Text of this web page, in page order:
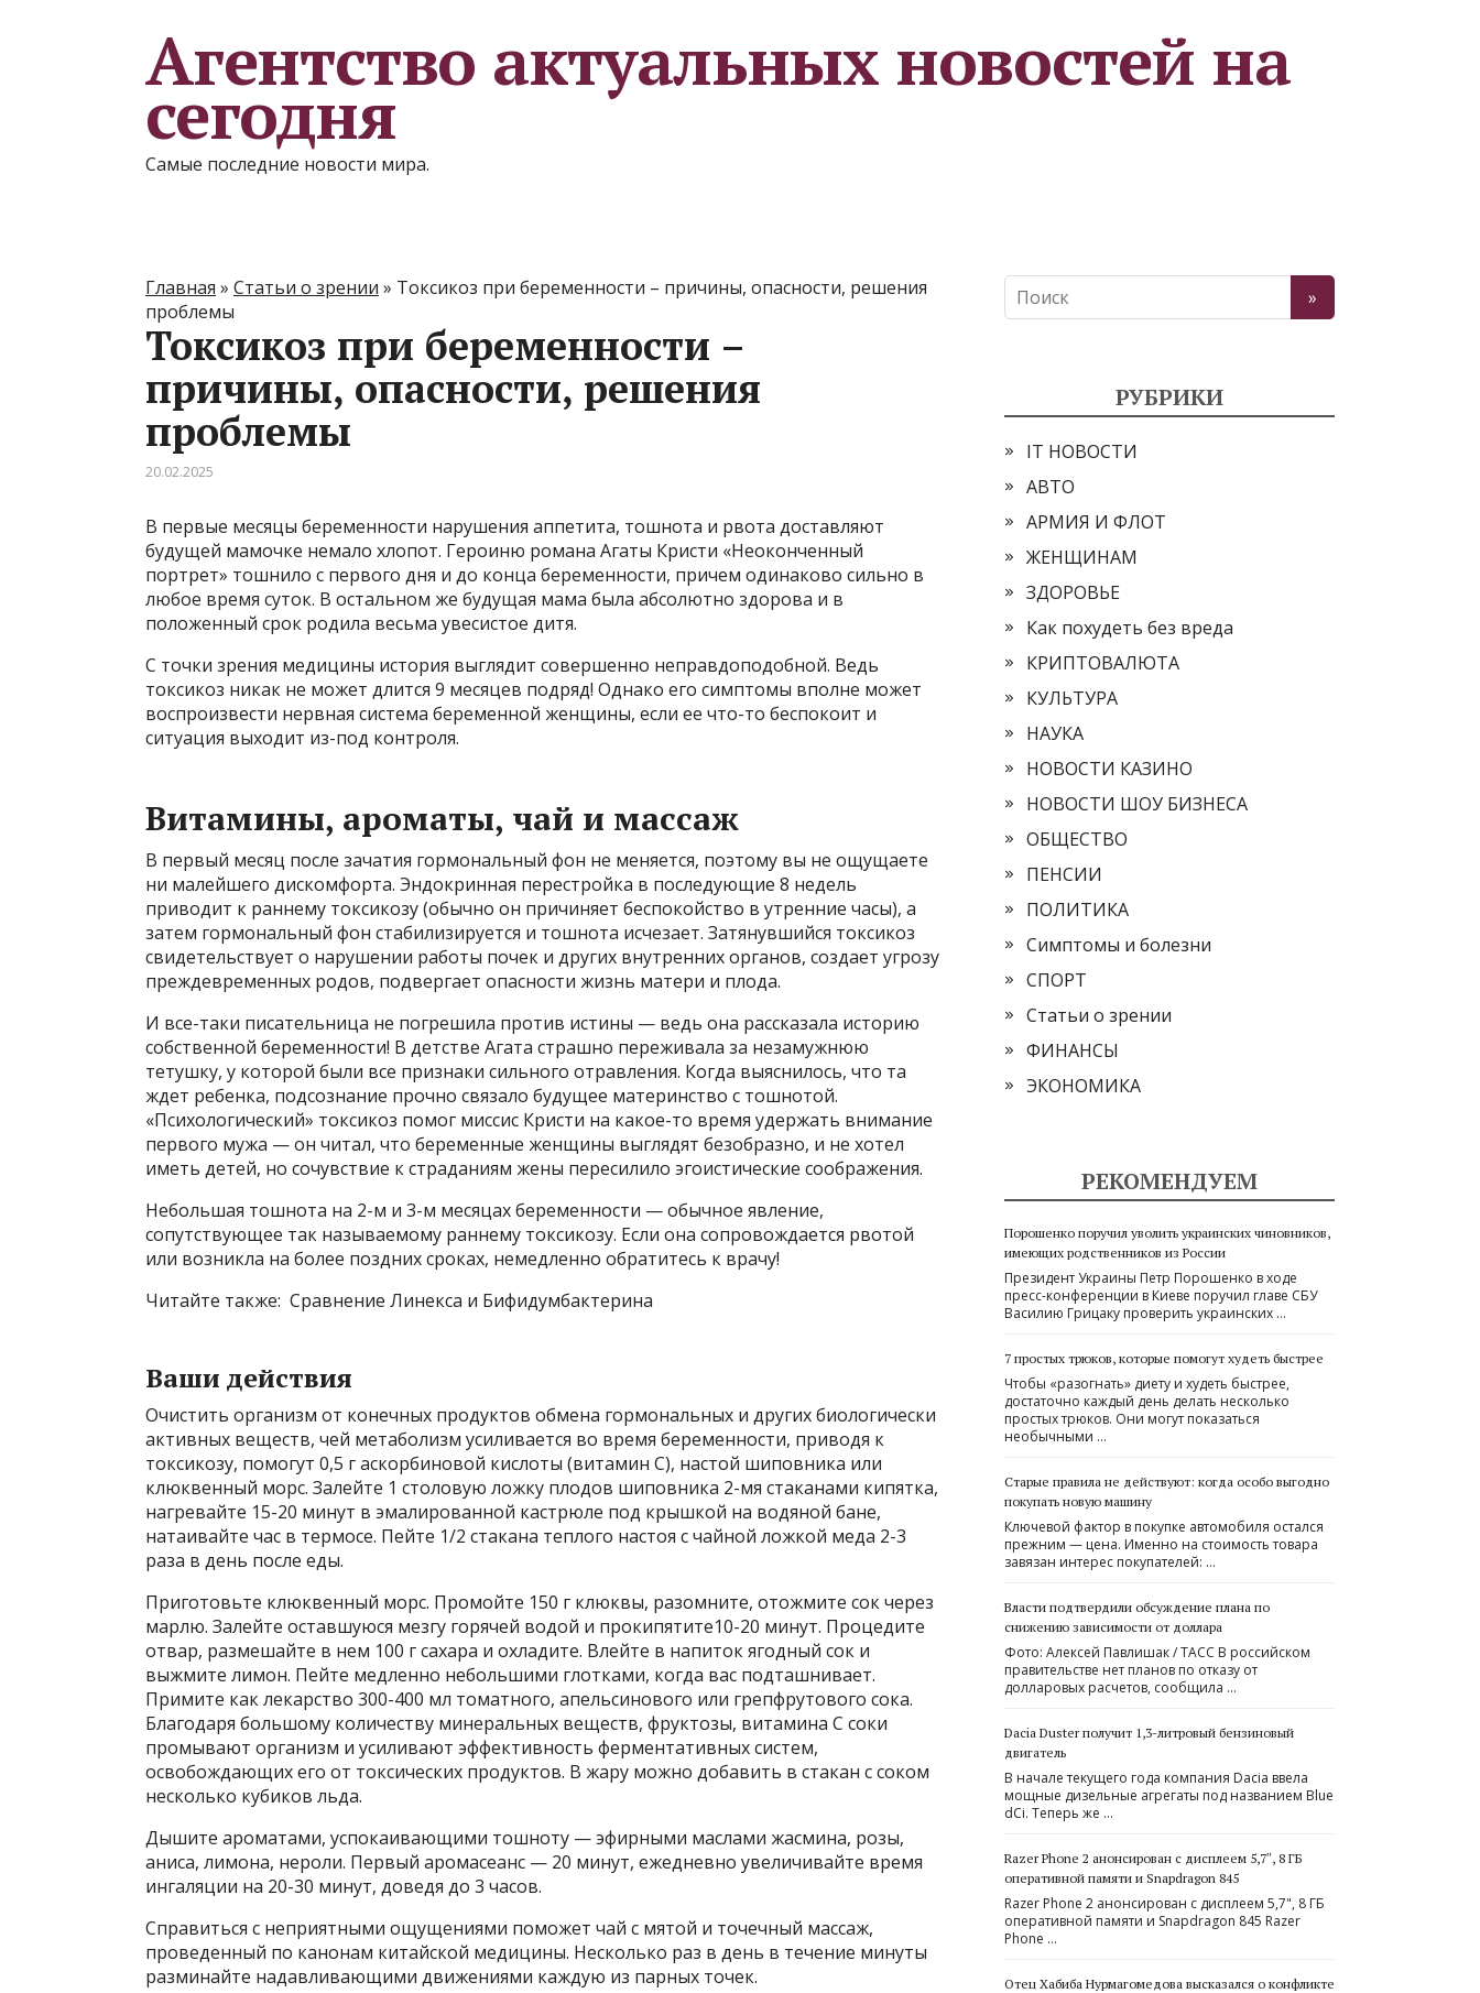
Агентство актуальных новостей на
сегодня
Самые последние новости мира.
Главная » Статьи о зрении » Токсикоз при беременности – причины, опасности, решения
проблемы
Токсикоз при беременности –
причины, опасности, решения
проблемы
20.02.2025
В первые месяцы беременности нарушения аппетита, тошнота и рвота доставляют
будущей мамочке немало хлопот. Героиню романа Агаты Кристи «Неоконченный
портрет» тошнило с первого дня и до конца беременности, причем одинаково сильно в
любое время суток. В остальном же будущая мама была абсолютно здорова и в
положенный срок родила весьма увесистое дитя.
С точки зрения медицины история выглядит совершенно неправдоподобной. Ведь
токсикоз никак не может длится 9 месяцев подряд! Однако его симптомы вполне может
воспроизвести нервная система беременной женщины, если ее что-то беспокоит и
ситуация выходит из-под контроля.
Витамины, ароматы, чай и массаж
В первый месяц после зачатия гормональный фон не меняется, поэтому вы не ощущаете
ни малейшего дискомфорта. Эндокринная перестройка в последующие 8 недель
приводит к раннему токсикозу (обычно он причиняет беспокойство в утренние часы), а
затем гормональный фон стабилизируется и тошнота исчезает. Затянувшийся токсикоз
свидетельствует о нарушении работы почек и других внутренних органов, создает угрозу
преждевременных родов, подвергает опасности жизнь матери и плода.
И все-таки писательница не погрешила против истины — ведь она рассказала историю
собственной беременности! В детстве Агата страшно переживала за незамужнюю
тетушку, у которой были все признаки сильного отравления. Когда выяснилось, что та
ждет ребенка, подсознание прочно связало будущее материнство с тошнотой.
«Психологический» токсикоз помог миссис Кристи на какое-то время удержать внимание
первого мужа — он читал, что беременные женщины выглядят безобразно, и не хотел
иметь детей, но сочувствие к страданиям жены пересилило эгоистические соображения.
Небольшая тошнота на 2-м и 3-м месяцах беременности — обычное явление,
сопутствующее так называемому раннему токсикозу. Если она сопровождается рвотой
или возникла на более поздних сроках, немедленно обратитесь к врачу!
Читайте также: Сравнение Линекса и Бифидумбактерина
Ваши действия
Очистить организм от конечных продуктов обмена гормональных и других биологически
активных веществ, чей метаболизм усиливается во время беременности, приводя к
токсикозу, помогут 0,5 г аскорбиновой кислоты (витамин С), настой шиповника или
клюквенный морс. Залейте 1 столовую ложку плодов шиповника 2-мя стаканами кипятка,
нагревайте 15-20 минут в эмалированной кастрюле под крышкой на водяной бане,
натаивайте час в термосе. Пейте 1/2 стакана теплого настоя с чайной ложкой меда 2-3
раза в день после еды.
Приготовьте клюквенный морс. Промойте 150 г клюквы, разомните, отожмите сок через
марлю. Залейте оставшуюся мезгу горячей водой и прокипятите10-20 минут. Процедите
отвар, размешайте в нем 100 г сахара и охладите. Влейте в напиток ягодный сок и
выжмите лимон. Пейте медленно небольшими глотками, когда вас подташнивает.
Примите как лекарство 300-400 мл томатного, апельсинового или грепфрутового сока.
Благодаря большому количеству минеральных веществ, фруктозы, витамина С соки
промывают организм и усиливают эффективность ферментативных систем,
освобождающих его от токсических продуктов. В жару можно добавить в стакан с соком
несколько кубиков льда.
Дышите ароматами, успокаивающими тошноту — эфирными маслами жасмина, розы,
аниса, лимона, нероли. Первый аромасеанс — 20 минут, ежедневно увеличивайте время
ингаляции на 20-30 минут, доведя до 3 часов.
Справиться с неприятными ощущениями поможет чай с мятой и точечный массаж,
проведенный по канонам китайской медицины. Несколько раз в день в течение минуты
разминайте надавливающими движениями каждую из парных точек.
РУБРИКИ
IT НОВОСТИ
АВТО
АРМИЯ И ФЛОТ
ЖЕНЩИНАМ
ЗДОРОВЬЕ
Как похудеть без вреда
КРИПТОВАЛЮТА
КУЛЬТУРА
НАУКА
НОВОСТИ КАЗИНО
НОВОСТИ ШОУ БИЗНЕСА
ОБЩЕСТВО
ПЕНСИИ
ПОЛИТИКА
Симптомы и болезни
СПОРТ
Статьи о зрении
ФИНАНСЫ
ЭКОНОМИКА
РЕКОМЕНДУЕМ
Порошенко поручил уволить украинских чиновников,
имеющих родственников из России
Президент Украины Петр Порошенко в ходе
пресс-конференции в Киеве поручил главе СБУ
Василию Грицаку проверить украинских …
7 простых трюков, которые помогут худеть быстрее
Чтобы «разогнать» диету и худеть быстрее,
достаточно каждый день делать несколько
простых трюков. Они могут показаться
необычными …
Старые правила не действуют: когда особо выгодно
покупать новую машину
Ключевой фактор в покупке автомобиля остался
прежним — цена. Именно на стоимость товара
завязан интерес покупателей: …
Власти подтвердили обсуждение плана по
снижению зависимости от доллара
Фото: Алексей Павлишак / ТАСС В российском
правительстве нет планов по отказу от
долларовых расчетов, сообщила …
Dacia Duster получит 1,3-литровый бензиновый
двигатель
В начале текущего года компания Dacia ввела
мощные дизельные агрегаты под названием Blue
dCi. Теперь же …
Razer Phone 2 анонсирован с дисплеем 5,7″, 8 ГБ
оперативной памяти и Snapdragon 845
Razer Phone 2 анонсирован с дисплеем 5,7", 8 ГБ
оперативной памяти и Snapdragon 845 Razer
Phone …
Отец Хабиба Нурмагомедова высказался о конфликте